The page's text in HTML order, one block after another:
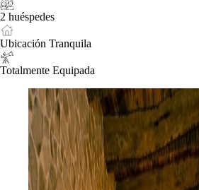
2 huéspedes
Ubicación Tranquila
Totalmente Equipada